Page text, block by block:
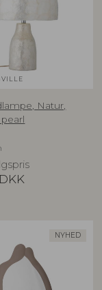
Natur,
DKK
NYHED